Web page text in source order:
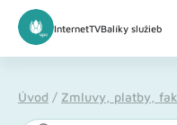
InternetTVBalíky služieb
Úvod / Zmluvy, platby,